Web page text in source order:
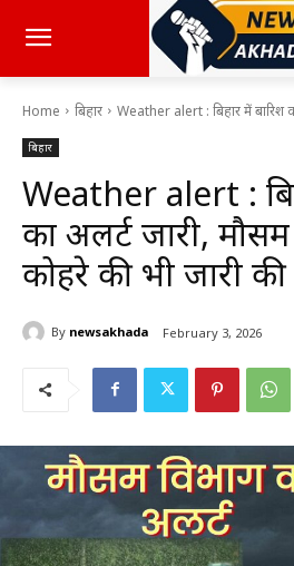
Home बिहार Weather alert : बिहार में बारिश
बिहार
Weather alert :
का अलर्ट जारी,
कोहरे की भी जारी
By newsakhada February 3, 2026